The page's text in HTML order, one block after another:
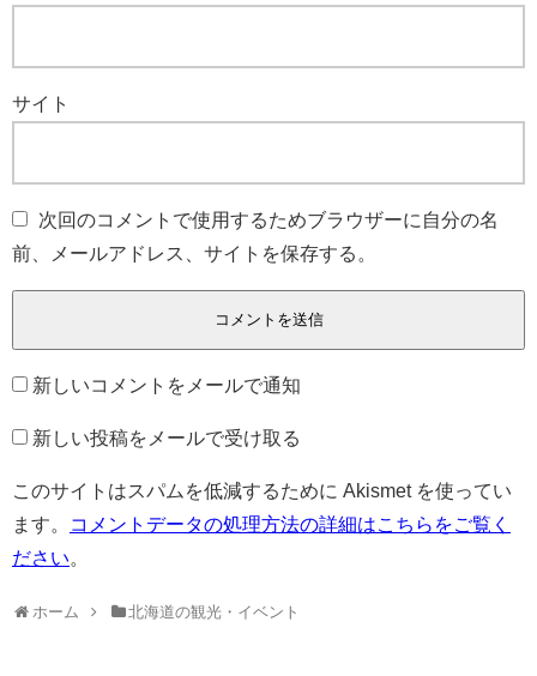
サイト
次回のコメントで使用するためブラウザーに自分の名
前、メールアドレス、サイトを保存する。
新しいコメントをメールで通知
新しい投稿をメールで受け取る
このサイトはスパムを低減するために Akismet を使ってい
ます。
コメントデータの処理方法の詳細はこちらをご覧く
ださい。
ホーム 北海道の観光・イベント